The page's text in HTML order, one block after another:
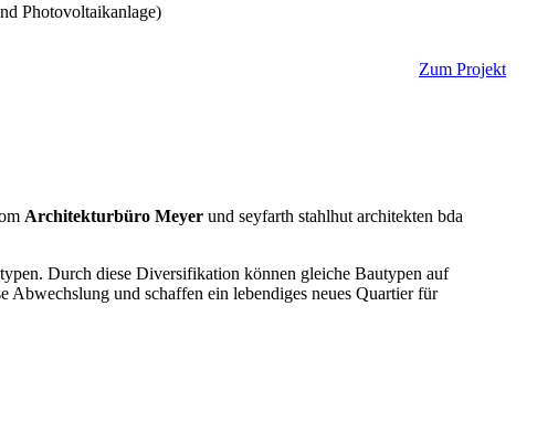
Photovoltaikanlage)
Zum Projekt
Architekturbüro Meyer und seyfarth stahlhut architekten bda
Durch diese Diversifikation können gleiche Bautypen auf
Abwechslung und schaffen ein lebendiges neues Quartier für